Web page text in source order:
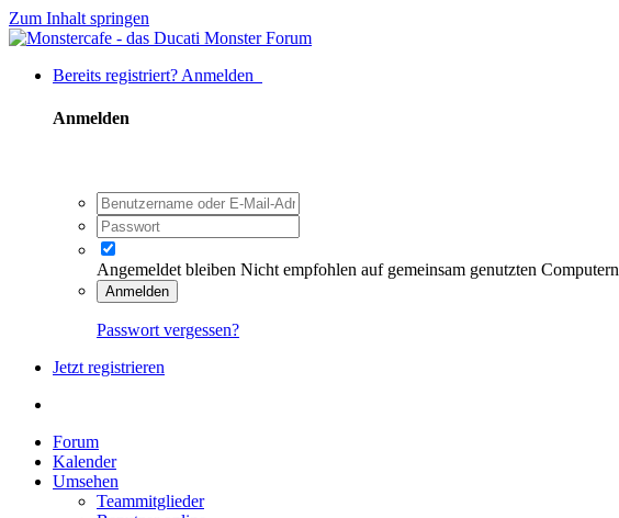
Zum Inhalt springen
Bereits registriert? Anmelden
Anmelden
Angemeldet bleiben Nicht empfohlen auf gemeinsam genutzten Computern
Anmelden
Passwort vergessen?
Jetzt registrieren
Forum
Kalender
Umsehen
Teammitglieder